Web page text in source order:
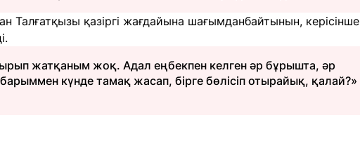
қазіргі жағдайына шағымданбайтынын, керісінше
жатқаным жоқ. Адал еңбекпен келген әр бұрышта, әр
күнде тамақ жасап, бірге бөлісіп отырайық, қалай?»